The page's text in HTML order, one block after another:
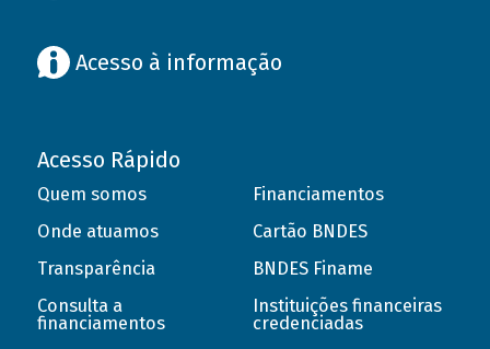
Acesso à informação
Acesso Rápido
Quem somos
Onde atuamos
Transparência
Consulta a
financiamentos
Financiamentos
Cartão BNDES
BNDES Finame
Instituições financeiras
credenciadas